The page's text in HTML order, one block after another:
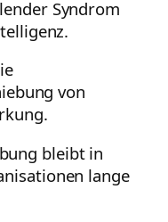
Syndrom
von
bleibt in
lange